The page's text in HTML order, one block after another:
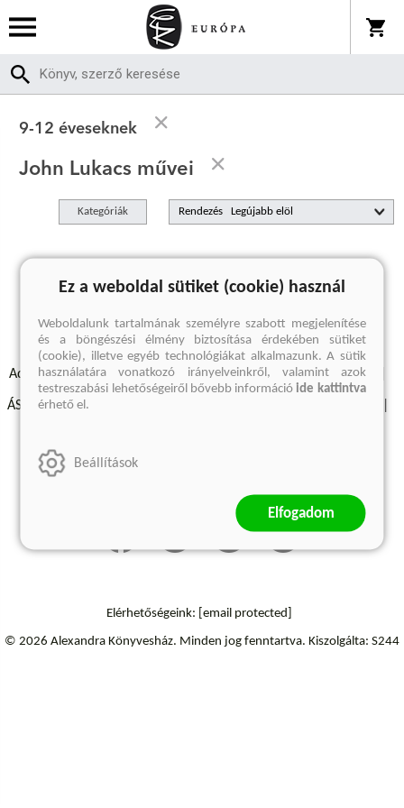
9-12 éveseknek
John Lukacs művei
Kategóriák Rendezés
A keresett kifejezésre nincs találat
Adatvédelmi szabályzatok Elállási felmondási nyilatkozat
ÁSZF - Vásárlási feltételek
Szállítási információk
Elérhetőségeink: [email protected]
© 2026 Alexandra Könyvesház. Minden jog fenntartva. Kiszolgálta: S244
Ez a weboldal sütiket (cookie) használ
Weboldalunk tartalmának személyre szabott megjelenítése
és a böngészési élmény biztosítása érdekében sütiket
(cookie), illetve egyéb technológiákat alkalmazunk. A sütik
használatára vonatkozó irányelveinkről, valamint azok
testreszabási lehetőségeiről bővebb információide kattintva
érhető el.
Beállítások
Elfogadom